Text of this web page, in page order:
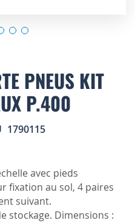
PNEUS KIT
P.400
1790115
avec pieds
fixation au sol, 4 paires
suivant.
stockage. Dimensions :